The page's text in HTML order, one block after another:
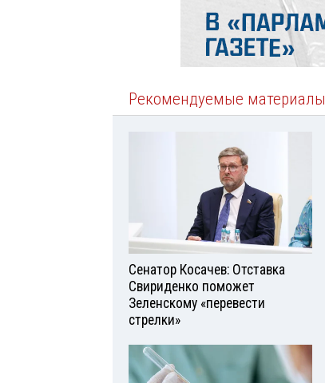
Рекомендуемые материалы
Сенатор Косачев: Отставка
Свириденко поможет
Зеленскому «перевести
стрелки»